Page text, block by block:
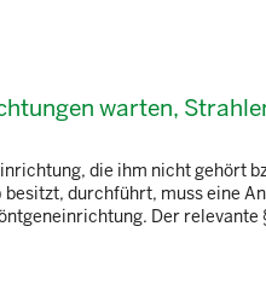
warten,
die ihm nicht gehört
durchführt, muss eine
Der relevante